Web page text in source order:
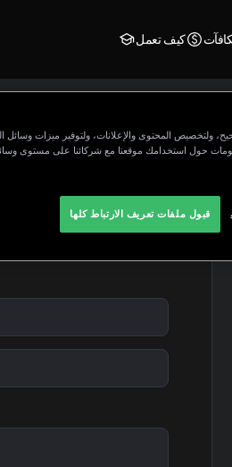
كيف تعمل
ولتخصيص المحتوى والإعلانات، ولتوفير ميزات وسائل
حول استخدامك موقعنا مع شركائنا على مستوى
قبول ملفات تعريف الارتباط كلها